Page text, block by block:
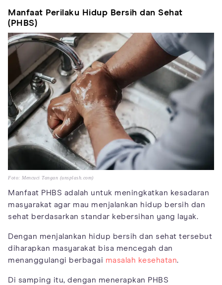
Manfaat Perilaku Hidup Bersih dan Sehat
(PHBS)
Foto: Mencuci Tangan (unsplash.com)
Manfaat PHBS adalah untuk meningkatkan kesadaran
masyarakat agar mau menjalankan hidup bersih dan
sehat berdasarkan standar kebersihan yang layak.
Dengan menjalankan hidup bersih dan sehat tersebut
diharapkan masyarakat bisa mencegah dan
menanggulangi berbagai masalah kesehatan.
Di samping itu, dengan menerapkan PHBS